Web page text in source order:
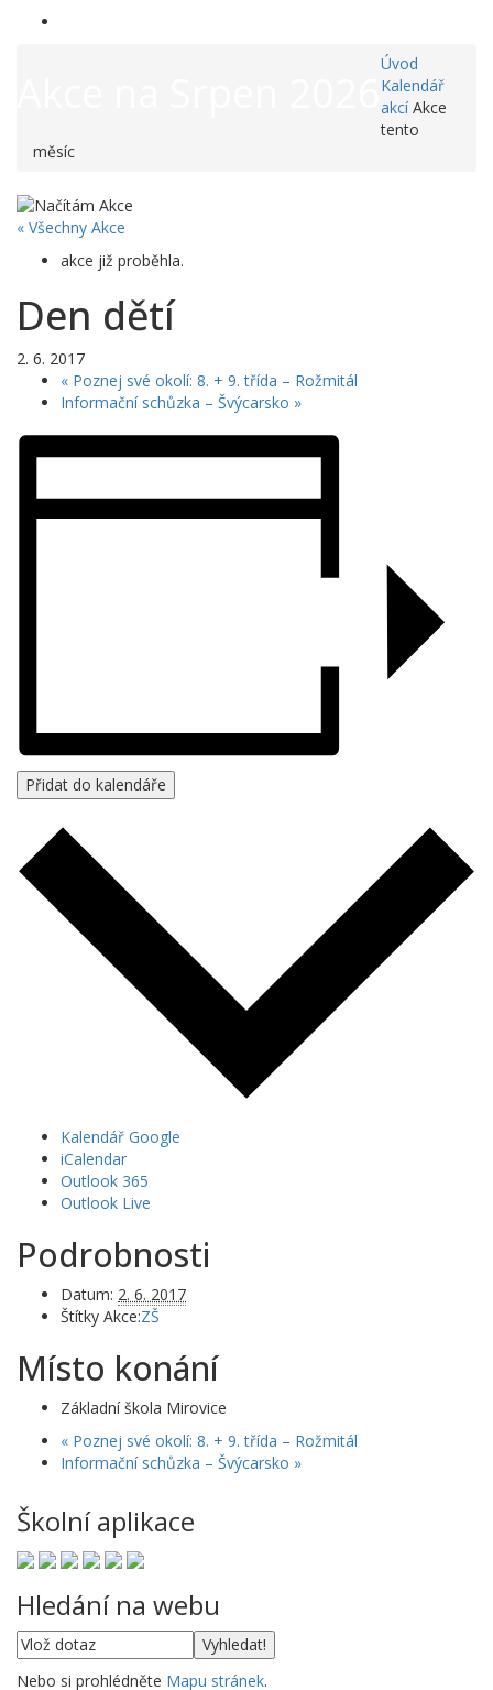
Úvod
Kalendář
akcí Akce
tento
měsíc
« Všechny Akce
akce již proběhla.
Den dětí
2. 6. 2017
« Poznej své okolí: 8. + 9. třída – Rožmitál
Informační schůzka – Švýcarsko »
Přidat do kalendáře
Kalendář Google
iCalendar
Outlook 365
Outlook Live
Podrobnosti
Datum: 2. 6. 2017
Štítky Akce:ZŠ
Místo konání
Základní škola Mirovice
« Poznej své okolí: 8. + 9. třída – Rožmitál
Informační schůzka – Švýcarsko »
Školní aplikace
Hledání na webu
Nebo si prohlédněte Mapu stránek.